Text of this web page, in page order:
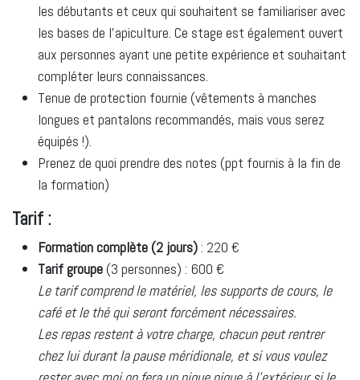
les débutants et ceux qui souhaitent se familiariser avec
les bases de l’apiculture. Ce stage est également ouvert
aux personnes ayant une petite expérience et souhaitant
compléter leurs connaissances.
Tenue de protection fournie (vêtements à manches
longues et pantalons recommandés, mais vous serez
équipés !).
Prenez de quoi prendre des notes (ppt fournis à la fin de
la formation)
Tarif :
Formation complète (2 jours): 220 €
Tarif groupe(3 personnes) : 600 €
Le tarif comprend le matériel, les supports de cours, le
café et le thé qui seront forcément nécessaires.
Les repas restent à votre charge, chacun peut rentrer
chez lui durant la pause méridionale, et si vous voulez